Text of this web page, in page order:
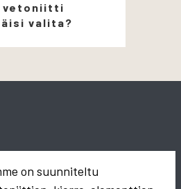
vetoniitti
valita?
on suunniteltu